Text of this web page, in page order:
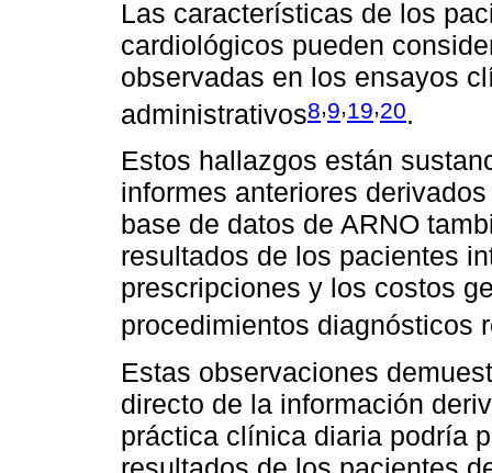
Las características de los
cardiológicos pueden
observadas en los ensayos
administrativos8,9,19,20.
Estos hallazgos están
informes anteriores
base de datos de ARNO
resultados de los pacientes
prescripciones y los costos
procedimientos diagnósticos
Estas observaciones
directo de la información
práctica clínica diaria podría